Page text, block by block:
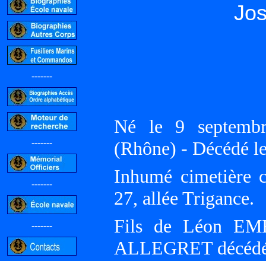
-------
-------
-------
-------
Né le 9
(Rhône) - Décédé
Inhumé cimetière
27, allée Trigance.
Fils de Léon
ALLEGRET